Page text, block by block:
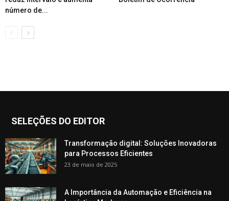
número de...
SELEÇÕES DO EDITOR
Transformação digital: Soluções Inovadoras
para Processos Eficientes
23 de maio de 2025
A Importância da Automação e Eficiência na